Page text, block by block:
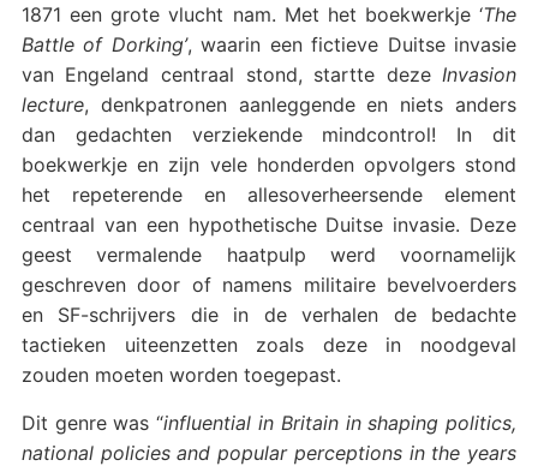
1871 een grote vlucht nam. Met het boekwerkje ‘The
Battle of Dorking’, waarin een fictieve Duitse invasie
van Engeland centraal stond, startte deze Invasion
lecture, denkpatronen aanleggende en niets anders
dan gedachten verziekende mindcontrol! In dit
boekwerkje en zijn vele honderden opvolgers stond
het repeterende en allesoverheersende element
centraal van een hypothetische Duitse invasie. Deze
geest vermalende haatpulp werd voornamelijk
geschreven door of namens militaire bevelvoerders
en SF-schrijvers die in de verhalen de bedachte
tactieken uiteenzetten zoals deze in noodgeval
zouden moeten worden toegepast.
Dit genre was “influential in Britain in shaping politics,
national policies and popular perceptions in the years